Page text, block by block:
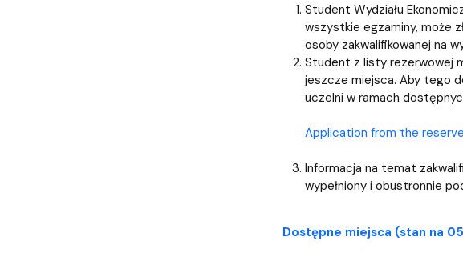
Student Wydziału
wszystkie egzaminy, może
osoby zakwalifikowanej na
Student z listy rezerwowej
jeszcze miejsca. Aby tego
uczelni w ramach
Application from the
Informacja na temat
wypełniony i obustronnie
Dostępne miejsca (stan na